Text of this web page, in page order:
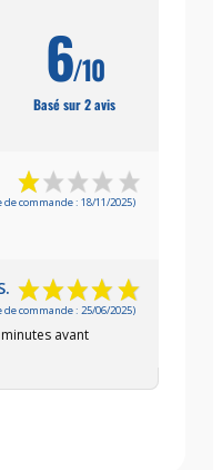
6/10
Basé sur 2 avis
de commande : 18/11/2025)
de commande : 25/06/2025)
avant